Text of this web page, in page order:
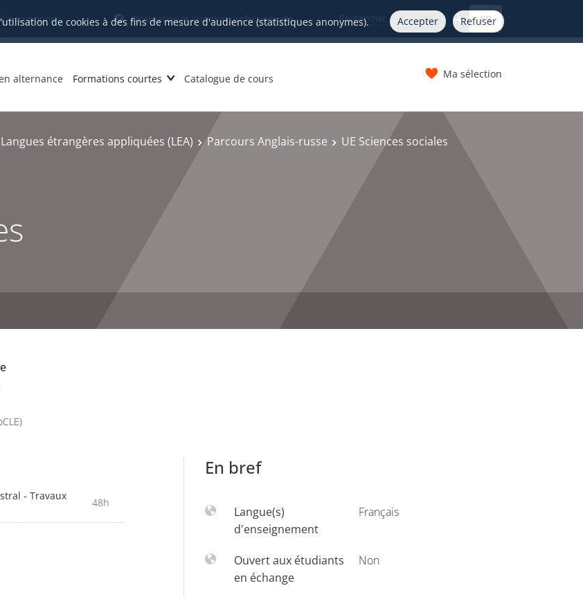
de cookies à des fins de mesure d'audience (statistiques anonymes). Accepter Refuser
inscriptions Orientation et insertion professionnelle FR
alternance Formations courtes Catalogue de cours Ma sélection
étrangères appliquées (LEA) Parcours Anglais-russe UE Sciences sociales
- Travaux
48h
En bref
Langue(s)
d'enseignement
Français
Ouvert aux étudiants
en échange
Non